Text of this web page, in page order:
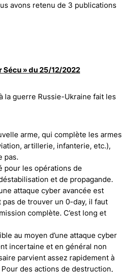
avons retenu de 3 publications
Sécu » du 25/12/2022
la guerre Russie-Ukraine fait les
arme, qui complète les armes
artillerie, infanterie, etc.),
pas.
pour les opérations de
et de propagande.
attaque cyber avancée est
de trouver un 0-day, il faut
complète. C’est long et
au moyen d’une attaque cyber
incertaine et en général non
parvient assez rapidement à
des actions de destruction,